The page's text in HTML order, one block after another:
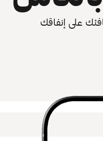
على إنفاقك